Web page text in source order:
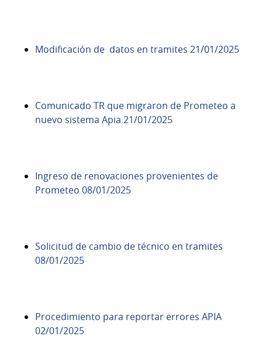
Modificación de datos en tramites 21/01/2025
Comunicado TR que migraron de Prometeo a
nuevo sistema Apia 21/01/2025
Ingreso de renovaciones provenientes de
Prometeo 08/01/2025
Solicitud de cambio de técnico en tramites
08/01/2025
Procedimiento para reportar errores APIA
02/01/2025